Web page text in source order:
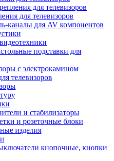
для телевизоров
для телевизоров
каналы для AV компонентов
подставки для
с электрокамином
телевизоров
и стабилизаторы
и розеточные блоки
изделия
кнопочные, кнопки